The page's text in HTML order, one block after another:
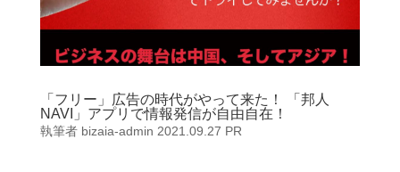
「フリー」広告の時代がやって来た！ 「邦人
NAVI」アプリで情報発信が自由自在！
執筆者 bizaia-admin 2021.09.27 PR